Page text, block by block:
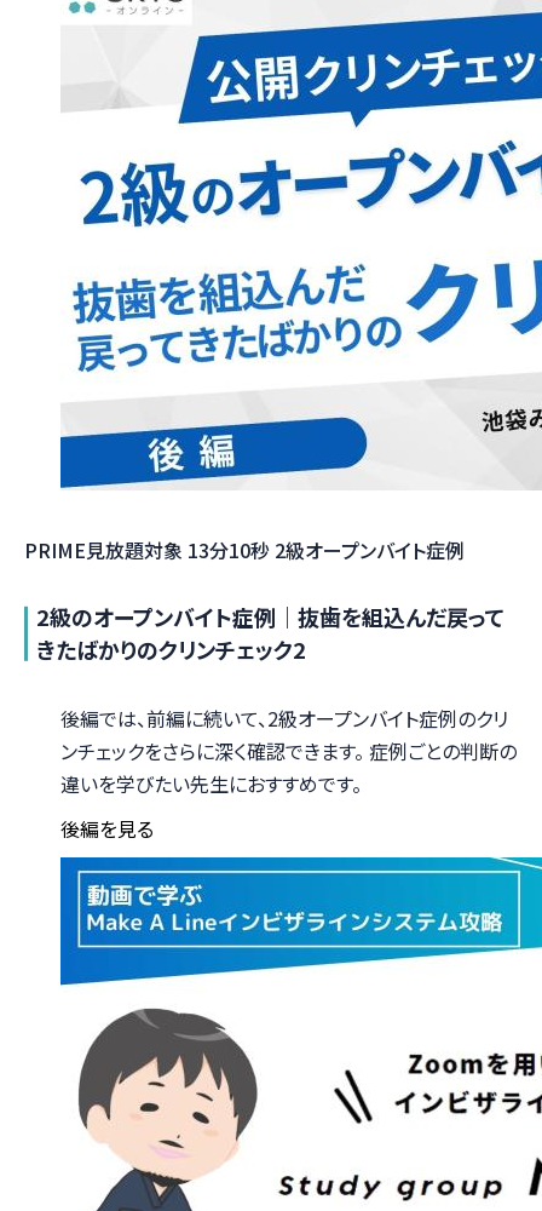
PRIME見放題対象 13分10秒 2級オープンバイト症例
2級のオープンバイト症例｜抜歯を組込んだ戻って
きたばかりのクリンチェック2
後編では、前編に続いて、2級オープンバイト症例のクリ
ンチェックをさらに深く確認できます。 症例ごとの判断の
違いを学びたい先生におすすめです。
後編を見る